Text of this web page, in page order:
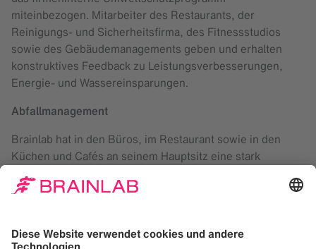
miteinbezogen. Mitarbeiter des Restaurants, der
Reinigungs- und Sicherheitsfirma, des Fitnessstudios
sowie des Gebäudemanagements geben und erhalten
konstruktives Feedback zu Leistungsverbesserungen,
Energie- und Wassereinsparungen.
Abfallmanagement
Brainlab hat in den Büros, im Restaurant sowie in den
Küchen und Cafés an seinem Hauptsitz eine stark
verbesserte Abfalltrennung eingeführt.
Im vergangenen Jahr hat die Reinigungsfirma mit unseren
erzielen.